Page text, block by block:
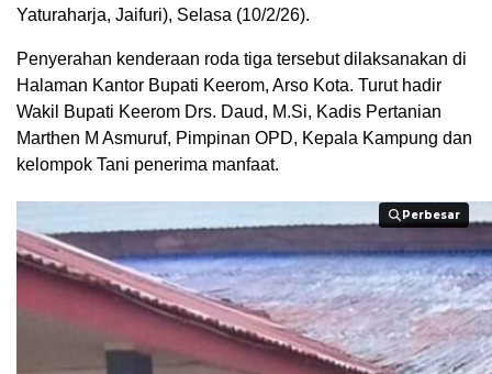
Yaturaharja, Jaifuri), Selasa (10/2/26).
Penyerahan kenderaan roda tiga tersebut dilaksanakan di
Halaman Kantor Bupati Keerom, Arso Kota. Turut hadir
Wakil Bupati Keerom Drs. Daud, M.Si, Kadis Pertanian
Marthen M Asmuruf, Pimpinan OPD, Kepala Kampung dan
kelompok Tani penerima manfaat.
Perbesar
Perbesar